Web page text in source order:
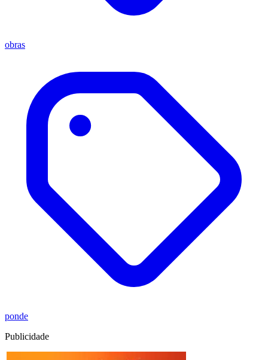
obras
ponde
Publicidade